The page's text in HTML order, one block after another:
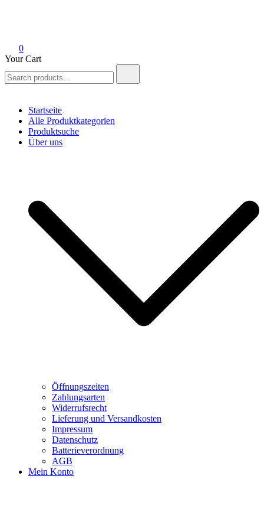
0
Your Cart
for:
Startseite
Alle Produktkategorien
Produktsuche
Über uns
Öffnungszeiten
Zahlungsarten
Widerrufsrecht
Lieferung und Versandkosten
Impressum
Datenschutz
Batterieverordnung
AGB
Mein Konto